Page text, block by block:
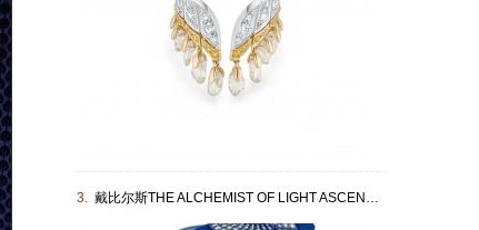
3. 戴比尔斯THE ALCHEMIST OF LIGHT ASCENDING SHADOWS N103464